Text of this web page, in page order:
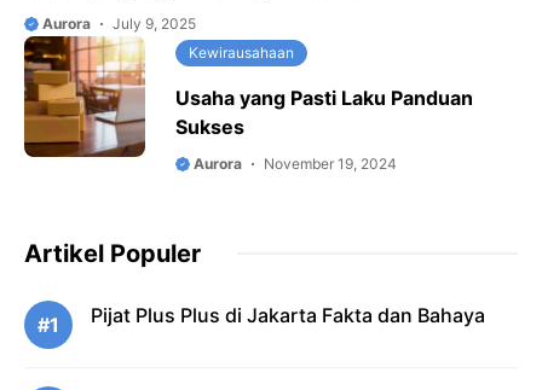
Aurora
July 9, 2025
Kewirausahaan
Usaha yang Pasti Laku Panduan
Sukses
Aurora November 19, 2024
Artikel Populer
#1 Pijat Plus Plus di Jakarta Fakta dan Bahaya